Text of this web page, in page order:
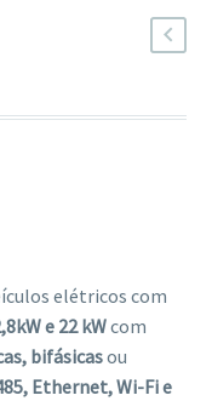
elétricos com
e 22 kWcom
bifásicasou
Ethernet, Wi-Fi e